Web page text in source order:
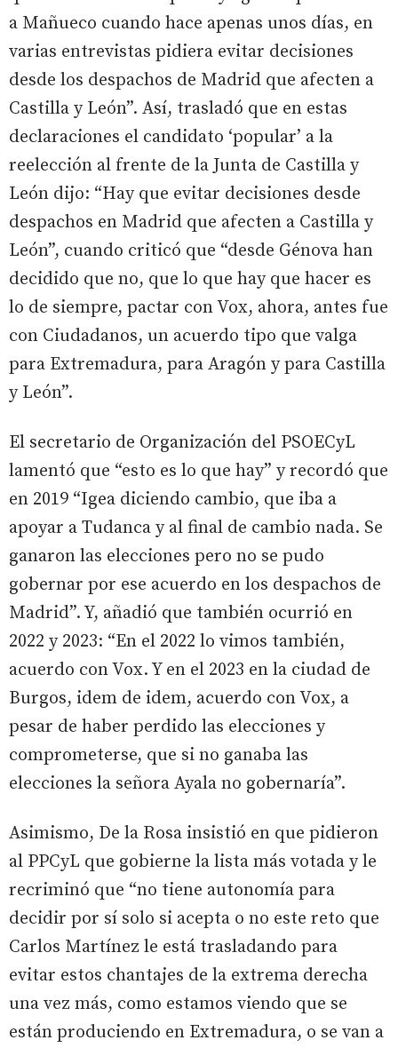
a Mañueco cuando hace apenas unos días, en
varias entrevistas pidiera evitar decisiones
desde los despachos de Madrid que afecten a
Castilla y León”. Así, trasladó que en estas
declaraciones el candidato ‘popular’ a la
reelección al frente de la Junta de Castilla y
León dijo: “Hay que evitar decisiones desde
despachos en Madrid que afecten a Castilla y
León”, cuando criticó que “desde Génova han
decidido que no, que lo que hay que hacer es
lo de siempre, pactar con Vox, ahora, antes fue
con Ciudadanos, un acuerdo tipo que valga
para Extremadura, para Aragón y para Castilla
y León”.
El secretario de Organización del PSOECyL
lamentó que “esto es lo que hay” y recordó que
en 2019 “Igea diciendo cambio, que iba a
apoyar a Tudanca y al final de cambio nada. Se
ganaron las elecciones pero no se pudo
gobernar por ese acuerdo en los despachos de
Madrid”. Y, añadió que también ocurrió en
2022 y 2023: “En el 2022 lo vimos también,
acuerdo con Vox. Y en el 2023 en la ciudad de
Burgos, idem de idem, acuerdo con Vox, a
pesar de haber perdido las elecciones y
comprometerse, que si no ganaba las
elecciones la señora Ayala no gobernaría”.
Asimismo, De la Rosa insistió en que pidieron
al PPCyL que gobierne la lista más votada y le
recriminó que “no tiene autonomía para
decidir por sí solo si acepta o no este reto que
Carlos Martínez le está trasladando para
evitar estos chantajes de la extrema derecha
una vez más, como estamos viendo que se
están produciendo en Extremadura, o se van a